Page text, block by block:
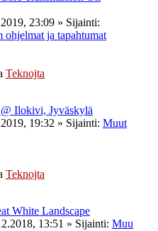
23:09 » Sijainti:
ohjelmat ja tapahtumat
Teknojta
Ilokivi, Jyväskylä
19:32 » Sijainti: Muut
Teknojta
White Landscape
13:51 » Sijainti: Muu